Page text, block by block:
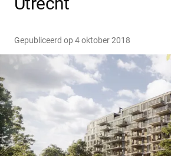
Gepubliceerd op 4 oktober 2018